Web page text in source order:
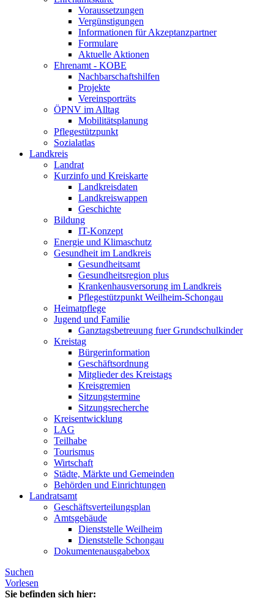
Voraussetzungen
Vergünstigungen
Informationen für Akzeptanzpartner
Formulare
Aktuelle Aktionen
Ehrenamt - KOBE
Nachbarschaftshilfen
Projekte
Vereinsporträts
ÖPNV im Alltag
Mobilitätsplanung
Pflegestützpunkt
Sozialatlas
Landkreis
Landrat
Kurzinfo und Kreiskarte
Landkreisdaten
Landkreiswappen
Geschichte
Bildung
IT-Konzept
Energie und Klimaschutz
Gesundheit im Landkreis
Gesundheitsamt
Gesundheitsregion plus
Krankenhausversorung im Landkreis
Pflegestützpunkt Weilheim-Schongau
Heimatpflege
Jugend und Familie
Ganztagsbetreuung fuer Grundschulkinder
Kreistag
Bürgerinformation
Geschäftsordnung
Mitglieder des Kreistags
Kreisgremien
Sitzungstermine
Sitzungsrecherche
Kreisentwicklung
LAG
Teilhabe
Tourismus
Wirtschaft
Städte, Märkte und Gemeinden
Behörden und Einrichtungen
Landratsamt
Geschäftsverteilungsplan
Amtsgebäude
Dienststelle Weilheim
Dienststelle Schongau
Dokumentenausgabebox
Suchen
Vorlesen
Sie befinden sich hier: